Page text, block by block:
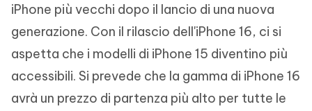
iPhone più vecchi dopo il lancio di una nuova
generazione. Con il rilascio dell'iPhone 16, ci si
aspetta che i modelli di iPhone 15 diventino più
accessibili. Si prevede che la gamma di iPhone 16
avrà un prezzo di partenza più alto per tutte le